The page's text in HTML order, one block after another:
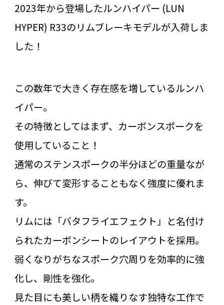
2023年から登場したルンハイパー (LUN
HYPER) R33のリムブレーキモデルが入荷しま
した！
この数年で大きく存在感を増しているルンハ
イパー。
その特徴としてはまず、カーボンスポークを
使用していること！
通常のステンスポークの半分ほどの重量なが
ら、伸びて変形することもなく強度に優れま
す。
リムには「バタフライエフェクト」と名付け
られたカーボンシートのレイアウトを採用。
弱くなりがちなスポーク穴周りを効率的に強
化し、剛性を強化。
見た目にも美しい柄を織りなす独特な工作で